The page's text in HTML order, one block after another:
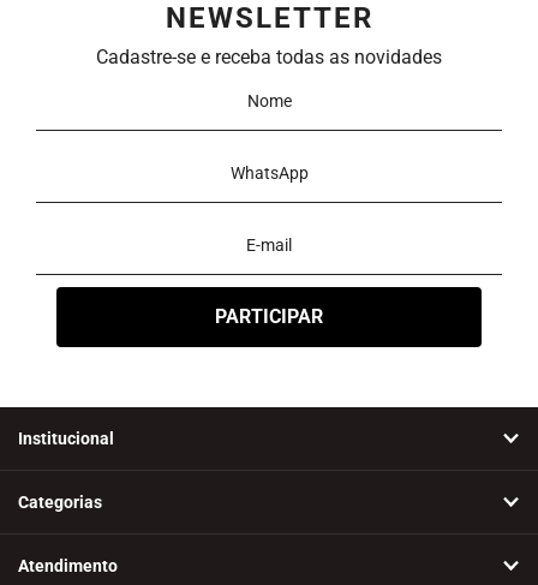
NEWSLETTER
Cadastre-se e receba todas as novidades
Institucional
Categorias
Atendimento